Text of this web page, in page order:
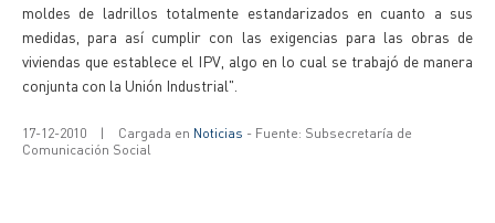
moldes de ladrillos totalmente estandarizados en cuanto a sus
medidas, para así cumplir con las exigencias para las obras de
viviendas que establece el IPV, algo en lo cual se trabajó de manera
conjunta con la Unión Industrial".
17-12-2010 | Cargada en Noticias - Fuente: Subsecretaría de
Comunicación Social